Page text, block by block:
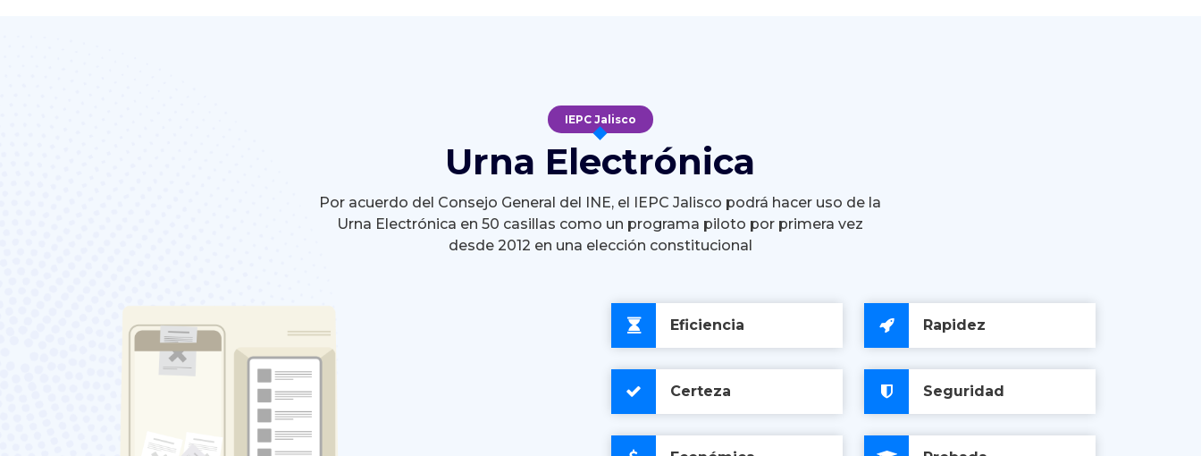
IEPC Jalisco
Urna Electrónica
Por acuerdo del Consejo General del INE, el IEPC Jalisco podrá hacer uso de la
Urna Electrónica en 50 casillas como un programa piloto por primera vez
desde 2012 en una elección constitucional
Eficiencia Rapidez
Certeza Seguridad